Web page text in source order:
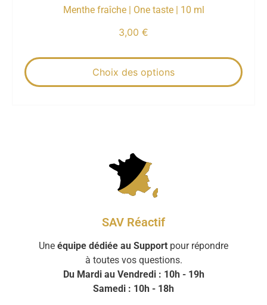
Menthe fraîche | One taste | 10 ml
3,00 €
Choix des options
SAV Réactif
Une équipe dédiée au Support pour répondre
à toutes vos questions.
Du Mardi au Vendredi : 10h - 19h
Samedi : 10h - 18h